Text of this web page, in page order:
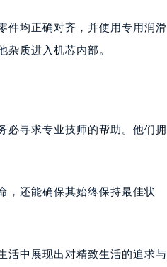
件均正确对齐，并使用专用润滑
质进入机芯内部。
必寻求专业技师的帮助。他们拥
，还能确保其始终保持最佳状
活中展现出对精致生活的追求与